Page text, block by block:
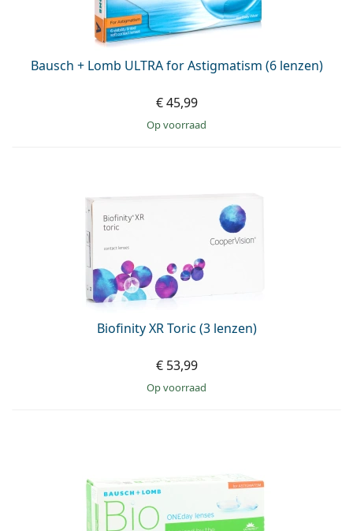
Bausch + Lomb ULTRA for Astigmatism (6 lenzen)
€ 45,99
op voorraad
Biofinity XR Toric (3 lenzen)
€ 53,99
op voorraad